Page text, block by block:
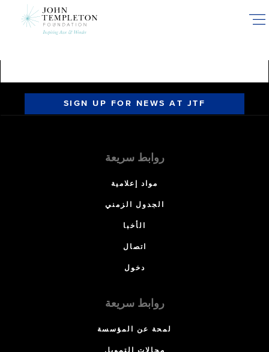
SIGN UP FOR NEWS AT JTF
روابط سريعة
مواد إعلامية
الجدول الزمني
الأخبا
اتصال
دخول
روابط سريعة
لمحة عن المؤسسة